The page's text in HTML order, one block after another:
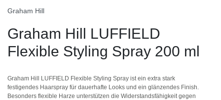
Graham Hill
Graham Hill LUFFIELD
Flexible Styling Spray 200 ml
Graham Hill LUFFIELD Flexible Styling Spray ist ein extra stark
festigendes Haarspray für dauerhafte Looks und ein glänzendes Finish.
Besonders flexible Harze unterstützen die Widerstandsfähigkeit gegen